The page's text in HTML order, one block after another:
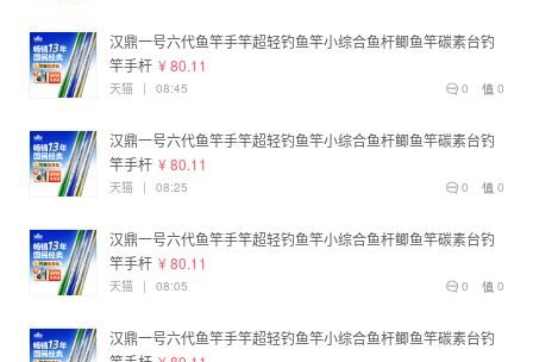
汉鼎一号六代鱼竿手竿超轻钓鱼竿小综合鱼杆鲫鱼竿碳素台钓
竿手杆 ¥ 80.11
0
0
天猫 | 08:45
汉鼎一号六代鱼竿手竿超轻钓鱼竿小综合鱼杆鲫鱼竿碳素台钓
竿手杆 ¥ 80.11
0
0
天猫 | 08:25
汉鼎一号六代鱼竿手竿超轻钓鱼竿小综合鱼杆鲫鱼竿碳素台钓
竿手杆 ¥ 80.11
0
0
天猫 | 08:05
汉鼎一号六代鱼竿手竿超轻钓鱼竿小综合鱼杆鲫鱼竿碳素台钓